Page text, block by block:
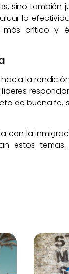
sino también
la
crítico y
la
de buena
con la
estos